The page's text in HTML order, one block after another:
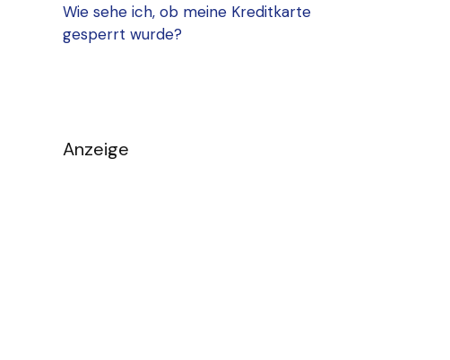
Wie sehe ich, ob meine Kreditkarte
gesperrt wurde?
Anzeige